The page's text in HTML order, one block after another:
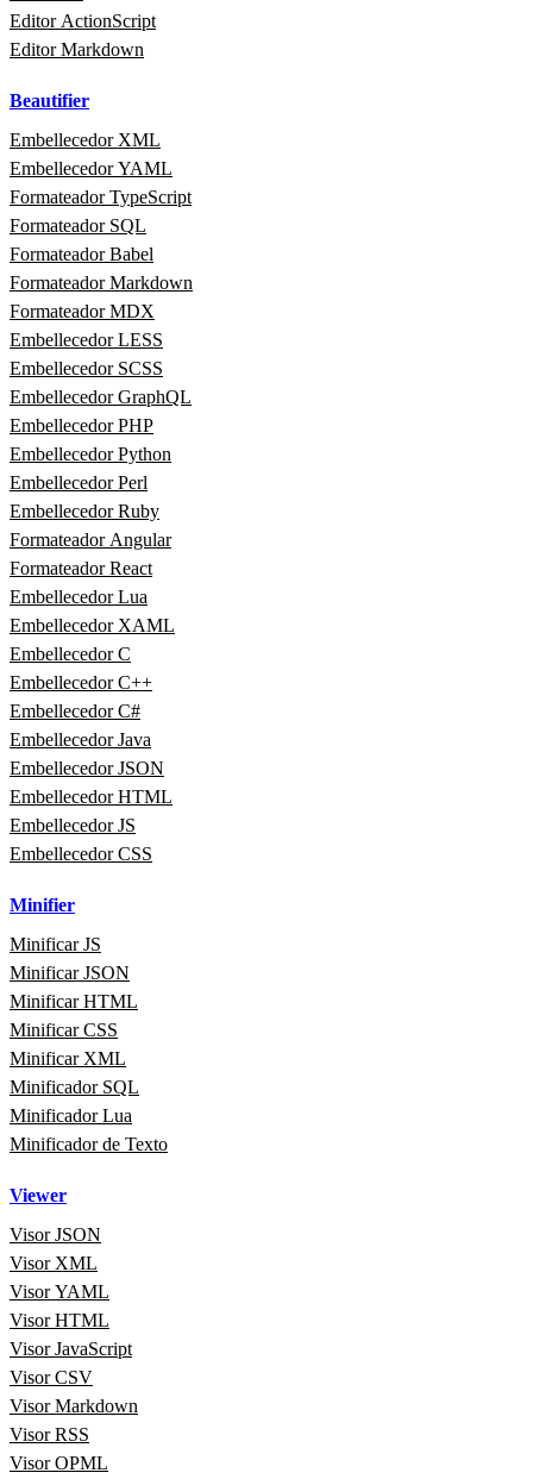
Editor ActionScript
Editor Markdown
Beautifier
Embellecedor XML
Embellecedor YAML
Formateador TypeScript
Formateador SQL
Formateador Babel
Formateador Markdown
Formateador MDX
Embellecedor LESS
Embellecedor SCSS
Embellecedor GraphQL
Embellecedor PHP
Embellecedor Python
Embellecedor Perl
Embellecedor Ruby
Formateador Angular
Formateador React
Embellecedor Lua
Embellecedor XAML
Embellecedor C
Embellecedor C++
Embellecedor C#
Embellecedor Java
Embellecedor JSON
Embellecedor HTML
Embellecedor JS
Embellecedor CSS
Minifier
Minificar JS
Minificar JSON
Minificar HTML
Minificar CSS
Minificar XML
Minificador SQL
Minificador Lua
Minificador de Texto
Viewer
Visor JSON
Visor XML
Visor YAML
Visor HTML
Visor JavaScript
Visor CSV
Visor Markdown
Visor RSS
Visor OPML